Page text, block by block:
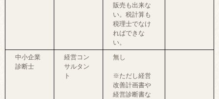
販売も出来な
い。税計算も
税理士でなけ
ればできな
い。
中小企業
診断士
経営コン
サルタン
ト
無し
※ただし経営
改善計画書や
経営診断書な